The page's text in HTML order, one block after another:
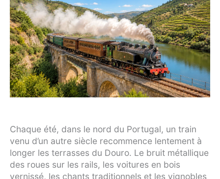
Chaque été, dans le nord du Portugal, un train
venu d’un autre siècle recommence lentement à
longer les terrasses du Douro. Le bruit métallique
des roues sur les rails, les voitures en bois
vernissé, les chants traditionnels et les vignobles